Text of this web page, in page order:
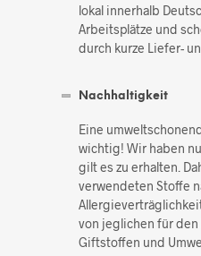
lokal innerhalb
Arbeitsplätze und
durch kurze Liefer-
Nachhaltigkeit
Eine
wichtig! Wir haben
gilt es zu erhalten.
verwendeten Stoffe
von jeglichen für
Giftstoffen und